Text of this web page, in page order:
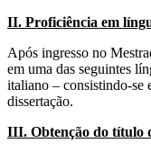
II. Proficiência em
Após ingresso no
em uma das seguintes
italiano – consistindo-se
dissertação.
III. Obtenção do título